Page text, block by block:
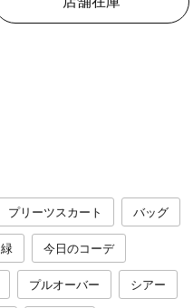
プリーツスカート バッグ
緑 今日のコーデ
プルオーバー シアー